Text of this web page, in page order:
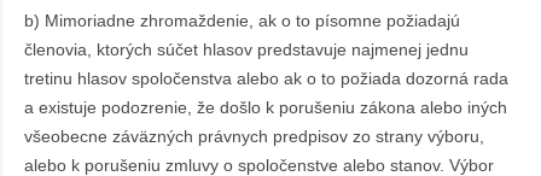
b) Mimoriadne zhromaždenie, ak o to písomne požiadajú
členovia, ktorých súčet hlasov predstavuje najmenej jednu
tretinu hlasov spoločenstva alebo ak o to požiada dozorná rada
a existuje podozrenie, že došlo k porušeniu zákona alebo iných
všeobecne záväzných právnych predpisov zo strany výboru,
alebo k porušeniu zmluvy o spoločenstve alebo stanov. Výbor